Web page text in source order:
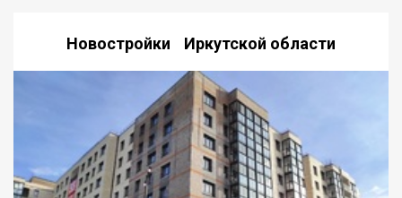
Новостройки Иркутской области